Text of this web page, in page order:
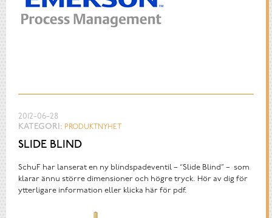
SLIDE BLIND
SchuF har lanserat en ny blindspadeventil – “Slide Blind” – som
klarar ännu större dimensioner och högre tryck. Hör av dig för
ytterligare information eller klicka här för pdf.
2012-06-28
KATEGORI: PRODUKTNYHET